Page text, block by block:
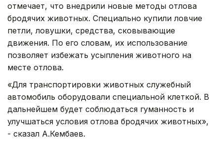
отмечает, что внедрили новые методы отлова
бродячих животных. Специально купили ловчие
петли, ловушки, средства, сковывающие
движения. По его словам, их использование
позволяет избежать усыпления животного на
месте отлова.
«Для транспортировки животных служебный
автомобиль оборудовали специальной клеткой. В
дальнейшем будет соблюдаться гуманность и
улучшаться условия отлова бродячих животных»,
- сказал А.Кембаев.